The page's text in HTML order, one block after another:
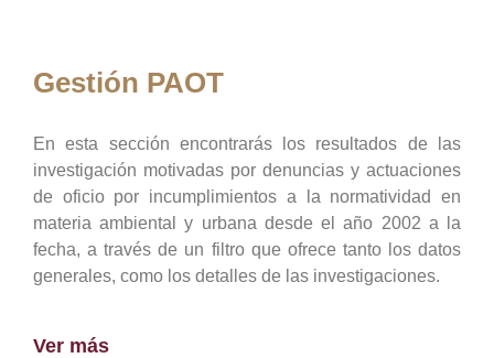
Gestión PAOT
En esta sección encontrarás los resultados de las
investigación motivadas por denuncias y actuaciones
de oficio por incumplimientos a la normatividad en
materia ambiental y urbana desde el año 2002 a la
fecha, a través de un filtro que ofrece tanto los datos
generales, como los detalles de las investigaciones.
Ver más